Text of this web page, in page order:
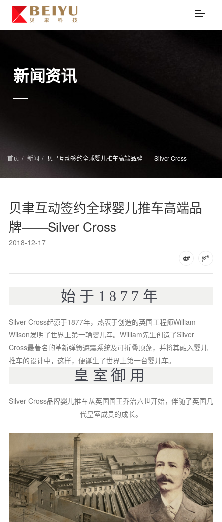
新闻资讯
首页 新闻 贝聿互动签约全球婴儿推车高端品牌——Silver Cross
贝聿互动签约全球婴儿推车高端品
牌——Silver Cross
2018-12-17
始于1877年
Silver Cross起源于1877年，热衷于创造的英国工程师William
Wilson发明了世界上第一辆婴儿车。William先生创造了Silver
Cross最著名的革新弹簧避震系统及可折叠顶蓬，并将其融入婴儿
推车的设计中，这样，便诞生了世界上第一台婴儿车。
皇室御用
Silver Cross品牌婴儿推车从英国国王乔治六世开始，伴随了英国几
代皇室成员的成长。